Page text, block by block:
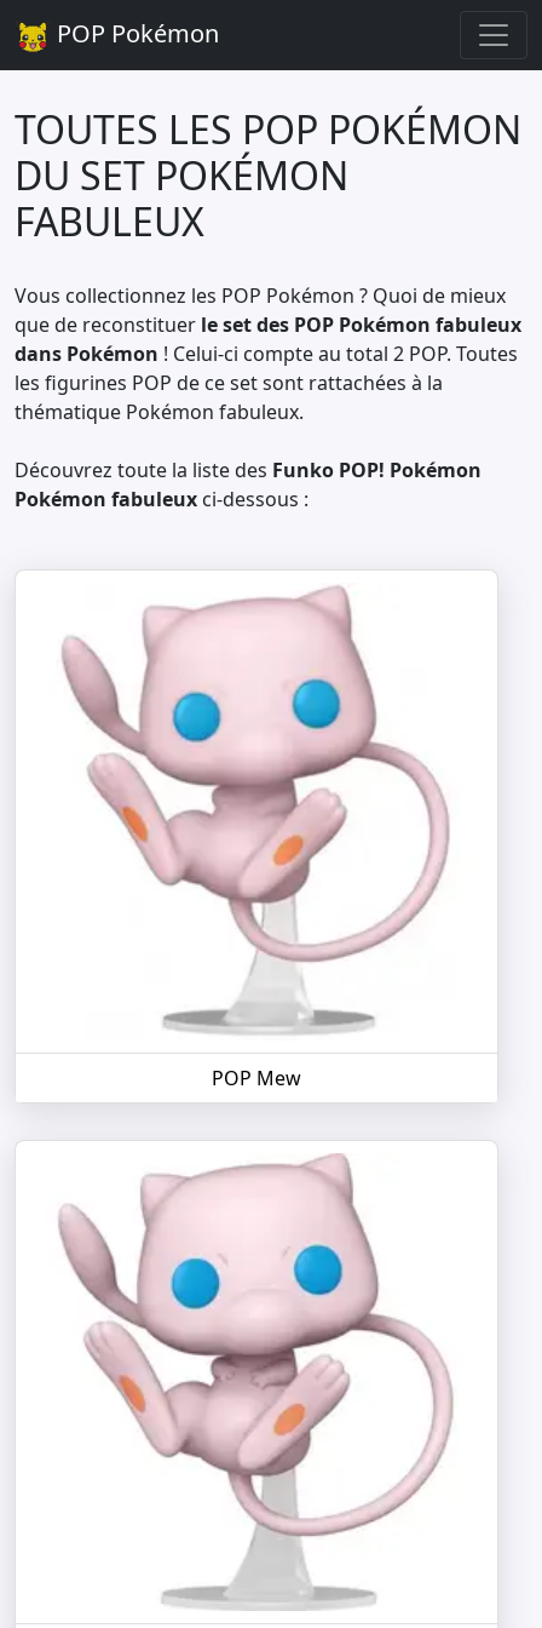
POP Pokémon
TOUTES LES POP POKÉMON
DU SET POKÉMON
FABULEUX
Vous collectionnez les POP Pokémon ? Quoi de mieux
que de reconstituer le set des POP Pokémon fabuleux
dans Pokémon ! Celui-ci compte au total 2 POP. Toutes
les figurines POP de ce set sont rattachées à la
thématique Pokémon fabuleux.
Découvrez toute la liste des Funko POP! Pokémon
Pokémon fabuleux ci-dessous :
POP Mew